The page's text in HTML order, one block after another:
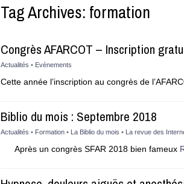
Tag Archives: formation
Congrès AFARCOT – Inscription
Actualités • Evènements
Cette année l’inscription au congrès de
Biblio du mois : Septembre 2018
Actualités • Formation • La Biblio du mois • La revue des
Après un congrès SFAR 2018 bien fameux